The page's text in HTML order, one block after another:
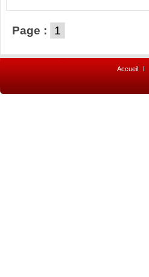
Page : 1
Accueil I